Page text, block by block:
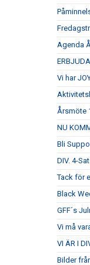
Agenda
Vi har
Årsmöte
NU
Bli
DIV. 4-
Tack för
Black
GFF´s
Vi må
VI ÄR I
Bilder